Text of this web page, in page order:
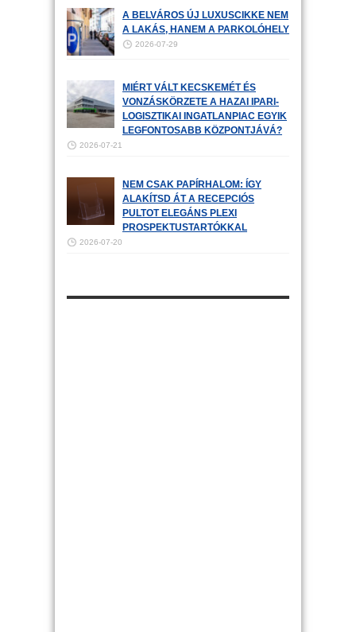
A BELVÁROS ÚJ LUXUSCIKKE NEM
A LAKÁS, HANEM A PARKOLÓHELY
2026-07-29
MIÉRT VÁLT KECSKEMÉT ÉS
VONZÁSKÖRZETE A HAZAI IPARI-
LOGISZTIKAI INGATLANPIAC EGYIK
LEGFONTOSABB KÖZPONTJÁVÁ?
2026-07-21
NEM CSAK PAPÍRHALOM: ÍGY
ALAKÍTSD ÁT A RECEPCIÓS
PULTOT ELEGÁNS PLEXI
PROSPEKTUSTARTÓKKAL
2026-07-20